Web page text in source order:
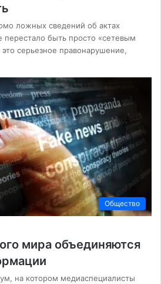
ложных сведений об актах
перестало быть просто «сетевым
серьезное правонарушение,
Общество
мира объединяются
на котором медиаспециалисты